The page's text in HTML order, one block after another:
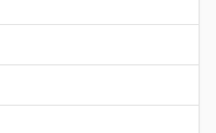
Zeit zum
dritten Semester in